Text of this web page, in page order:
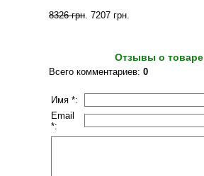
8326 грн. 7207 грн.
Отзывы о товаре
Всего комментариев: 0
Имя *:
Email
*: